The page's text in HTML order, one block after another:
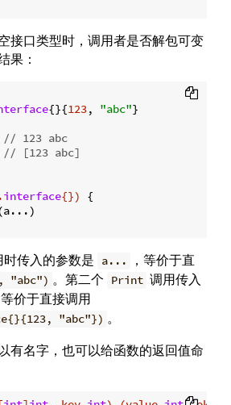
接口类型时，调用者是否解包可变
果：
{}{123, "abc"}
// 123 abc
// [123 abc]
interface{})
{
时传入的参数是 a...
，等价于直
"abc") 。第二个 Print 调用传入
等价于直接调用
"abc"}) 。
有名字，也可以给函数的返回值命